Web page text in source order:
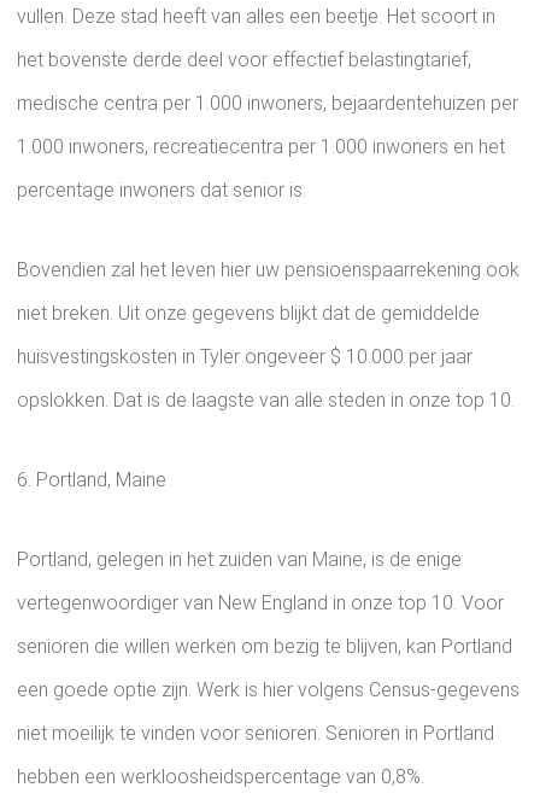
vullen. Deze stad heeft van alles een beetje. Het scoort in
het bovenste derde deel voor effectief belastingtarief,
medische centra per 1.000 inwoners, bejaardentehuizen per
1.000 inwoners, recreatiecentra per 1.000 inwoners en het
percentage inwoners dat senior is.
Bovendien zal het leven hier uw pensioenspaarrekening ook
niet breken. Uit onze gegevens blijkt dat de gemiddelde
huisvestingskosten in Tyler ongeveer $ 10.000 per jaar
opslokken. Dat is de laagste van alle steden in onze top 10.
6. Portland, Maine
Portland, gelegen in het zuiden van Maine, is de enige
vertegenwoordiger van New England in onze top 10. Voor
senioren die willen werken om bezig te blijven, kan Portland
een goede optie zijn. Werk is hier volgens Census-gegevens
niet moeilijk te vinden voor senioren. Senioren in Portland
hebben een werkloosheidspercentage van 0,8%.